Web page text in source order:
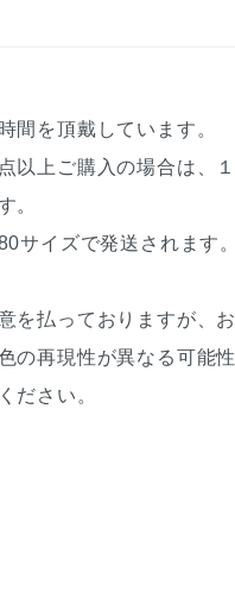
間を頂戴しています。
以上ご購入の場合は、１
。
サイズで発送されます。
を払っておりますが、お
の再現性が異なる可能性
ださい。